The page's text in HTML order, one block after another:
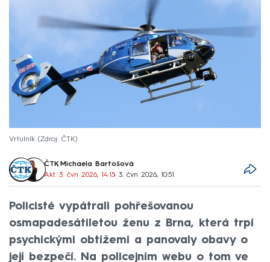
Vrtulník Zdroj: ČTK
ČTK, Michaela Bartošová
Akt. 3. čvn 2026, 14:15• 3. čvn 2026, 10:51
Policisté vypátrali pohřešovanou
osmapadesátiletou ženu z Brna, která trpí
psychickými obtížemi a panovaly obavy o
její bezpečí. Na policejním webu o tom ve